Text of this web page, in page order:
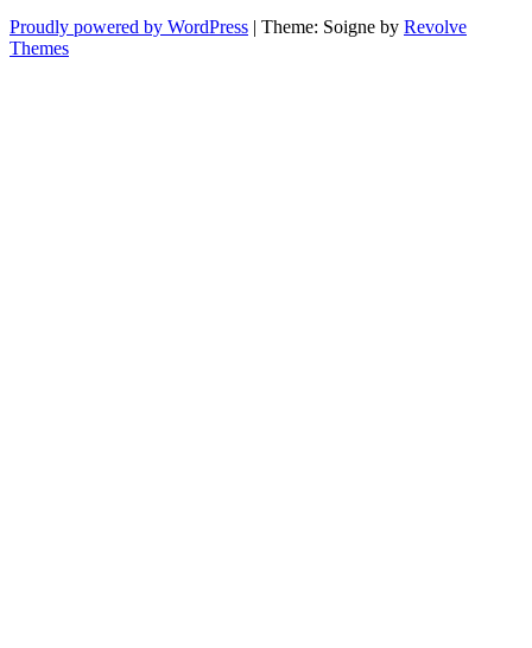
Proudly powered by WordPress | Theme: Soigne by Revolve
Themes